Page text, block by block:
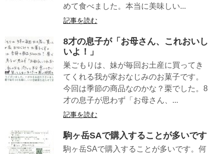
めて食べました。本当に美味しい...
記事を読む
8才の息子が「お母さん、これおいし
いよ！」
巣ごもりは、妹が毎回お土産に買ってき
てくれる我が家おなじみのお菓子です。
今回は季節の商品なのかな？栗でした。8
才の息子が思わず「お母さん、...
記事を読む
駒ヶ岳SAで購入することが多いです
駒ヶ岳SAで購入することが多いです。何